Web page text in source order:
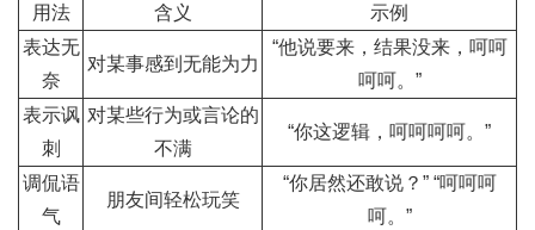
用法 含义
示例
表达无
奈
对某事感到无能为力
“他说要来，结果没来，呵呵
呵呵。”
表示讽
刺
对某些行为或言论的
不满
“你这逻辑，呵呵呵呵。”
调侃语
气
朋友间轻松玩笑
“你居然还敢说？” “呵呵呵
呵。”